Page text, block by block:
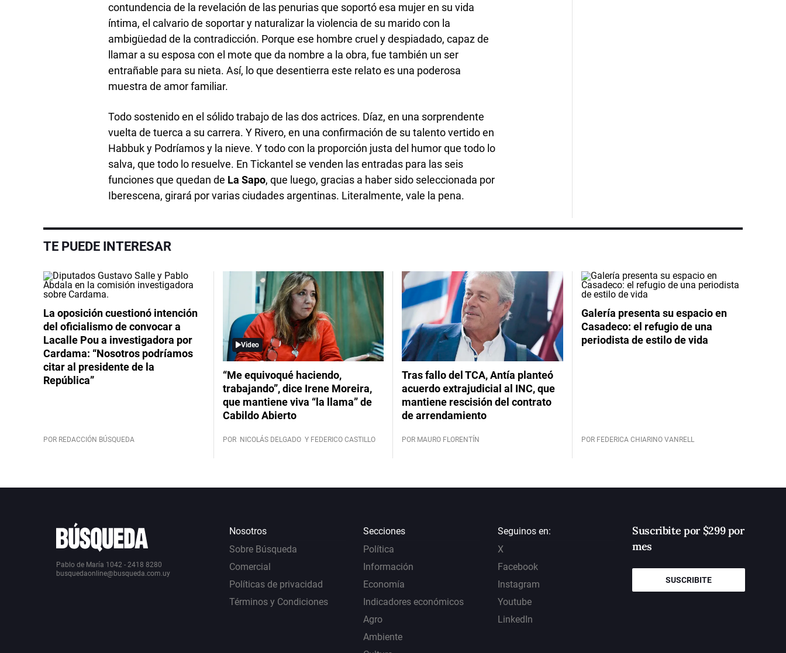
contundencia de la revelación de las penurias que soportó esa mujer en su vida
íntima, el calvario de soportar y naturalizar la violencia de su marido con la
ambigüedad de la contradicción. Porque ese hombre cruel y despiadado, capaz de
llamar a su esposa con el mote que da nombre a la obra, fue también un ser
entrañable para su nieta. Así, lo que desentierra este relato es una poderosa
muestra de amor familiar.
Todo sostenido en el sólido trabajo de las dos actrices. Díaz, en una sorprendente
vuelta de tuerca a su carrera. Y Rivero, en una confirmación de su talento vertido en
Habbuk y Podríamos y la nieve. Y todo con la proporción justa del humor que todo lo
salva, que todo lo resuelve. En Tickantel se venden las entradas para las seis
funciones que quedan de La Sapo, que luego, gracias a haber sido seleccionada por
Iberescena, girará por varias ciudades argentinas. Literalmente, vale la pena.
TE PUEDE INTERESAR
La oposición cuestionó intención
del oficialismo de convocar a
Lacalle Pou a investigadora por
Cardama: “Nosotros podríamos
citar al presidente de la
República”
POR REDACCIÓN BÚSQUEDA
Video
“Me equivoqué haciendo,
trabajando”, dice Irene Moreira,
que mantiene viva “la llama” de
Cabildo Abierto
POR NICOLÁS DELGADO Y FEDERICO CASTILLO
Tras fallo del TCA, Antía planteó
acuerdo extrajudicial al INC, que
mantiene rescisión del contrato
de arrendamiento
POR MAURO FLORENTÍN
Galería presenta su espacio en
Casadeco: el refugio de una
periodista de estilo de vida
POR FEDERICA CHIARINO VANRELL
Pablo de María 1042 - 2418 8280
busquedaonline@busqueda.com.uy
Nosotros
Sobre Búsqueda
Comercial
Políticas de privacidad
Términos y Condiciones
Secciones
Política
Información
Economía
Indicadores económicos
Agro
Ambiente
Seguinos en:
X
Facebook
Instagram
Youtube
LinkedIn
Suscribite por $299 por
mes
SUSCRIBITE